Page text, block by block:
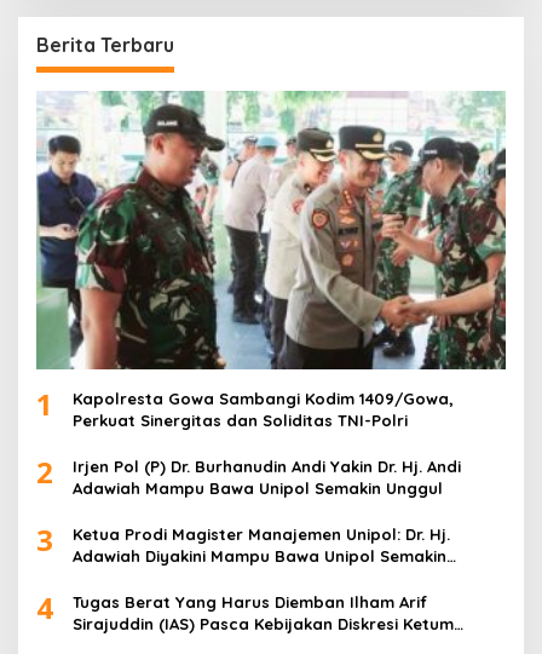
i
u
n
t
u
:
Berita Terbaru
1
Kapolresta Gowa Sambangi Kodim 1409/Gowa,
Perkuat Sinergitas dan Soliditas TNI-Polri
2
Irjen Pol (P) Dr. Burhanudin Andi Yakin Dr. Hj. Andi
Adawiah Mampu Bawa Unipol Semakin Unggul
3
Ketua Prodi Magister Manajemen Unipol: Dr. Hj.
Adawiah Diyakini Mampu Bawa Unipol Semakin
4
Tugas Berat Yang Harus Diemban Ilham Arif
Sirajuddin (IAS) Pasca Kebijakan Diskresi Ketum